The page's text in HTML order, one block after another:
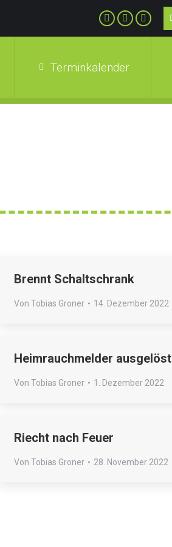
Terminkalender
Brennt Schaltschrank
Von Tobias Groner 14. Dezember 2022
Heimrauchmelder ausgelöst
Von Tobias Groner 1. Dezember 2022
Riecht nach Feuer
Von Tobias Groner 28. November 2022